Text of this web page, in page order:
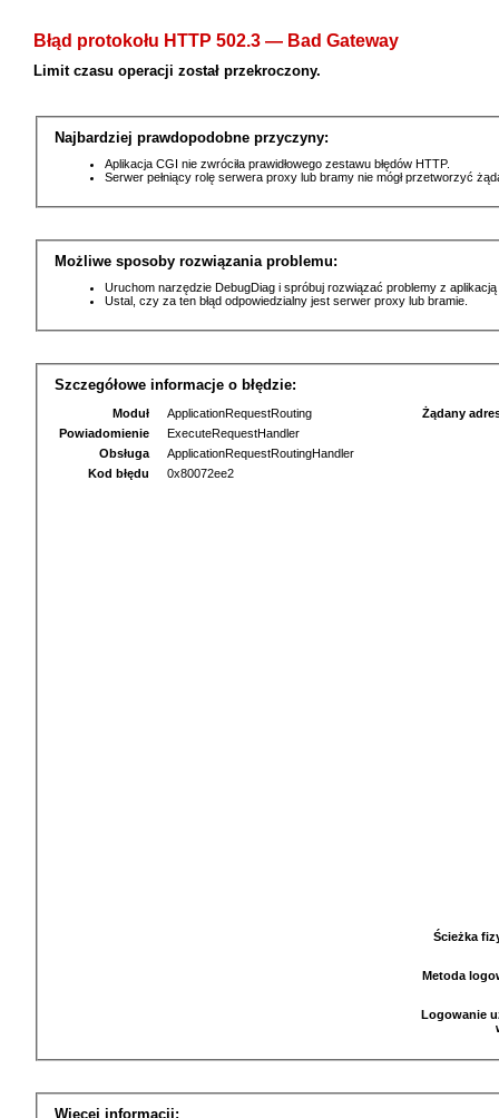
Błąd protokołu HTTP 502.3 — Bad Gateway
Limit czasu operacji został przekroczony.
Najbardziej prawdopodobne przyczyny:
Aplikacja CGI nie zwróciła prawidłowego zestawu błędów HTTP.
Serwer pełniący rolę serwera proxy lub bramy nie mógł przetworzyć
Możliwe sposoby rozwiązania problemu:
Uruchom narzędzie DebugDiag i spróbuj rozwiązać problemy z
Ustal, czy za ten błąd odpowiedzialny jest serwer proxy lub bramie.
Szczegółowe informacje o błędzie:
Moduł
ApplicationRequestRouting
Powiadomienie
ExecuteRequestHandler
Obsługa
ApplicationRequestRoutingHandler
Kod błędu
0x80072ee2
Żądany
Ścieżka
Metoda
Logowanie
Więcej informacji: